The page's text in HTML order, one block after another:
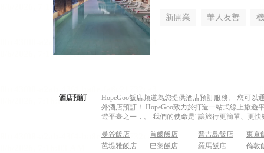
新開業 華人友善
酒店預訂
HopeGoo飯店頻道為您提供酒店預訂服務。 您可
外酒店預訂！ HopeGoo致力於打造一站式線上旅
遊平臺之一，。 我們的使命是“讓旅行更簡單、更
曼谷飯店 首爾飯店 普吉島飯店
東京
芭堤雅飯店
巴黎飯店 羅馬飯店
倫敦